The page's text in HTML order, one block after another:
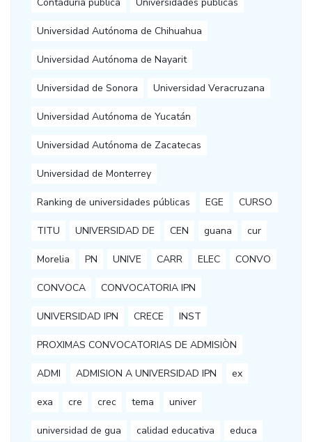
Universidad Autónoma de Chihuahua
Universidad Autónoma de Nayarit
Universidad de Sonora Universidad Veracruzana
Universidad Autónoma de Yucatán
Universidad Autónoma de Zacatecas
Universidad de Monterrey
Ranking de universidades públicas EGE CURSO
TITU UNIVERSIDAD DE CEN guana cur
Morelia PN UNIVE CARR ELEC CONVO
CONVOCA CONVOCATORIA IPN
UNIVERSIDAD IPN CRECE INST
PROXIMAS CONVOCATORIAS DE ADMISIÒN
ADMI ADMISION A UNIVERSIDAD IPN ex
exa cre crec tema univer
universidad de gua calidad educativa educa